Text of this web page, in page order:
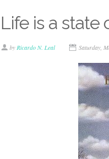
Life is a state
by Ricardo N. Leal Saturday,